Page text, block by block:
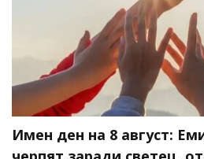
Имен ден на 8 август: